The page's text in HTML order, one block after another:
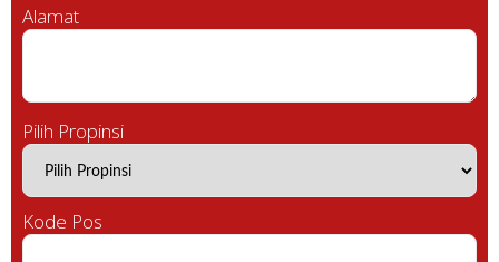
Alamat
Pilih Propinsi
Kode Pos